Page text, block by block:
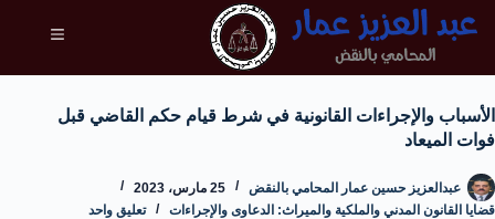
الأسباب والإجراءات القانونية في شرط قيام حكم القاضي قبل
فوات الميعاد
عبدالعزيز حسين عمار المحامي بالنقض
25 مارس، 2023
قضايا القانون المدني والملكية والميراث: الدعاوى والإجراءات
تعليق واحد